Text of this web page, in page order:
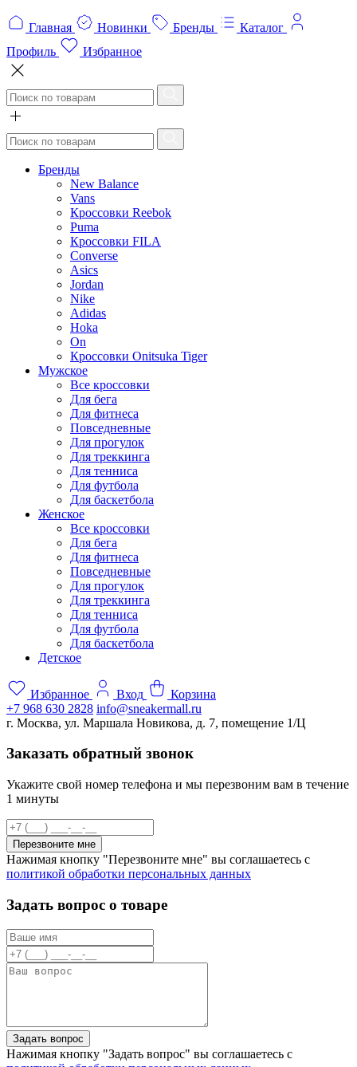
Главная Новинки Бренды
Каталог
Профиль
Избранное
Бренды
New Balance
Vans
Кроссовки Reebok
Puma
Кроссовки FILA
Converse
Asics
Jordan
Nike
Adidas
Hoka
On
Кроссовки Onitsuka Tiger
Мужское
Все кроссовки
Для бега
Для фитнеса
Повседневные
Для прогулок
Для треккинга
Для тенниса
Для футбола
Для баскетбола
Женское
Все кроссовки
Для бега
Для фитнеса
Повседневные
Для прогулок
Для треккинга
Для тенниса
Для футбола
Для баскетбола
Детское
Избранное Вход
Корзина
+7 968 630 2828 info@sneakermall.ru
г. Москва, ул. Маршала Новикова, д. 7, помещение 1/Ц
Заказать обратный звонок
Укажите свой номер телефона и мы перезвоним вам в течение
1 минуты
Перезвоните мне
Нажимая кнопку "Перезвоните мне" вы соглашаетесь с
политикой обработки персональных данных
Задать вопрос о товаре
Задать вопрос
Нажимая кнопку "Задать вопрос" вы соглашаетесь с